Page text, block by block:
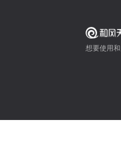
想要使用